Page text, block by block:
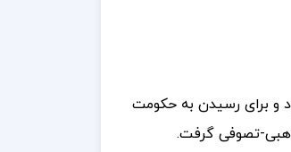
و برای رسیدن به حکومت